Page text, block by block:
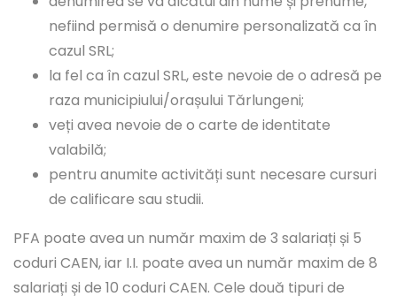
nefiind permisă o denumire personalizată ca în
cazul SRL;
la fel ca în cazul SRL, este nevoie de o adresă pe
raza municipiului/orașului Tărlungeni;
veți avea nevoie de o carte de identitate
valabilă;
pentru anumite activități sunt necesare cursuri
de calificare sau studii.
PFA poate avea un număr maxim de 3 salariați și 5
coduri CAEN, iar I.I. poate avea un număr maxim de 8
salariați și de 10 coduri CAEN. Cele două tipuri de